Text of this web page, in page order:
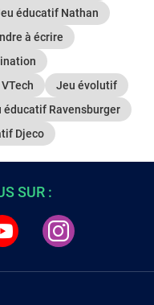
éducatif Nathan
à écrire
Jeu évolutif
éducatif Ravensburger
Djeco
SUR :